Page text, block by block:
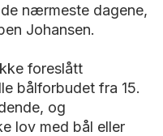
nærmeste dagene,
Johansen.
foreslått
bålforbudet fra 15.
og
lov med bål eller